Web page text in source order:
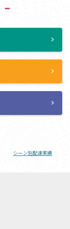
chevron_right
chevron_right
chevron_right
シーン別配達実績